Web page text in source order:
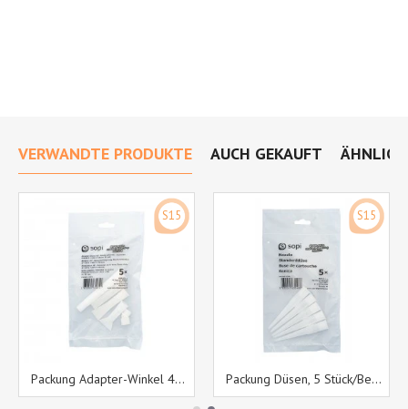
VERWANDTE PRODUKTE AUCH GEKAUFT
S15
Packung Adapter-Winkel 45°, Düsenverlängerung, Flachbead-Düse 2 x 10 / 2 x 20 / 2 x 30 mm
S15
Packung Düsen, 5 Stück/Beutel